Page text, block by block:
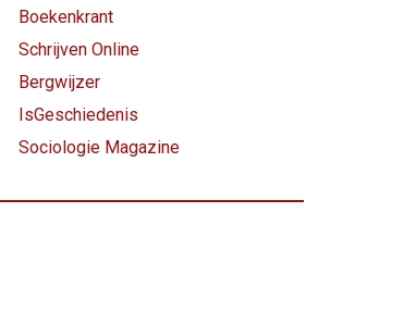
Boekenkrant
Schrijven Online
Bergwijzer
IsGeschiedenis
Sociologie Magazine